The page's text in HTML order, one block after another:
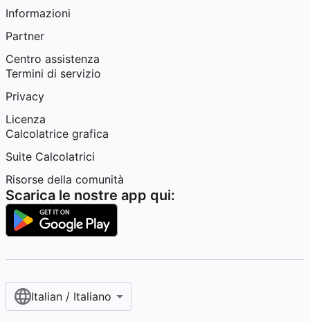
Informazioni
Partner
Centro assistenza
Termini di servizio
Privacy
Licenza
Calcolatrice grafica
Suite Calcolatrici
Risorse della comunità
Scarica le nostre app qui:
Italian / Italiano‎